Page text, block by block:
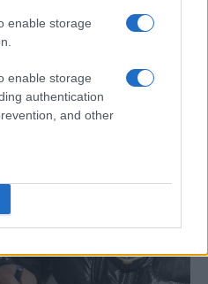
enable storage
enable storage
authentication
and other
un coche si
papeles en regla